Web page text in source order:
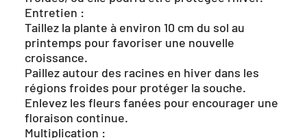
Entretien :
Taillez la plante à environ 10 cm du sol au
printemps pour favoriser une nouvelle
croissance.
Paillez autour des racines en hiver dans les
régions froides pour protéger la souche.
Enlevez les fleurs fanées pour encourager une
floraison continue.
Multiplication :